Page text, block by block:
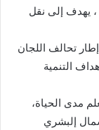
يهدف إلى نقل
تحالف اللجان
التنمية
مدى الحياة،
إلبشري